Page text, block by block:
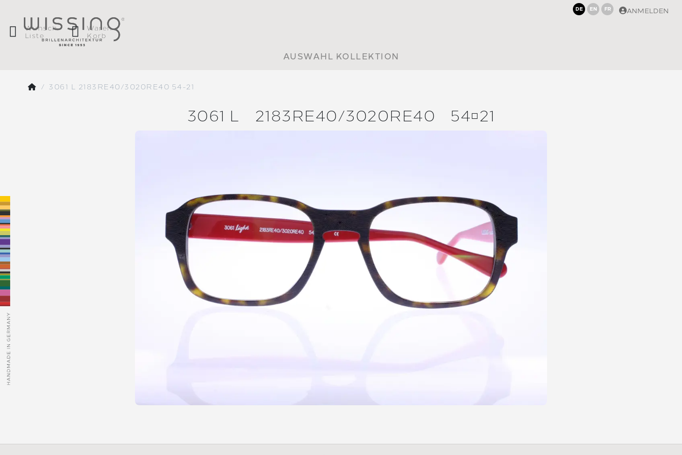
DE EN FR ANMELDEN
Wunsch
Liste
Waren
Korb
AUSWAHL KOLLEKTION
3061 L 2183RE40/3020RE40 54-21
3061 L 2183RE40/3020RE40 5421